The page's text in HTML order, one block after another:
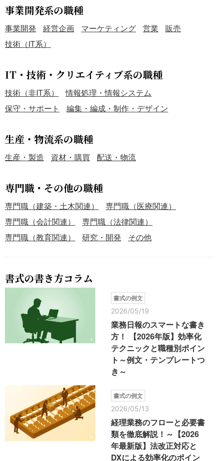
事業開発系の職種
事業開発 経営企画 マーケティング 営業
販売
技術（IT系）
IT・技術・クリエイティブ系の職種
技術（非IT系）
情報処理・情報システム
保守・サポート
編集・編成・制作・デザイン
生産・物流系の職種
生産・製造 資材・購買 配送・物流
専門職・その他の職種
専門職（建築・土木関連）
専門職（医療関連）
専門職（会計関連）
専門職（法律関連）
専門職（教育関連）
研究・開発 その他
書式の書き方コラム
書式の例文
2026/05/19
業務日報のスマートな書き
方！ 【2026年版】効率化
テクニックと職種別ポイン
ト～例文・テンプレートつ
き～
書式の例文
2026/05/13
経理業務のフローと必要書
類を徹底解説！～【2026
年最新版】法改正対応と
DXによる効率化のポイン